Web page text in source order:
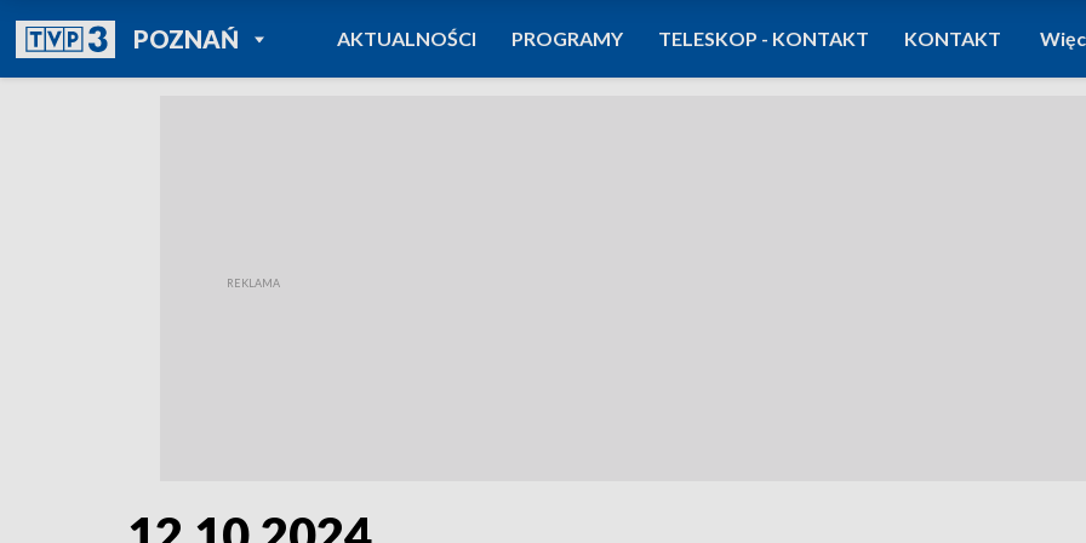
POZNAŃPOWRÓT DO
TVP REGIONY
AKTUALNOŚCI PROGRAMY TELESKOP - KONTAKT KONTAKT